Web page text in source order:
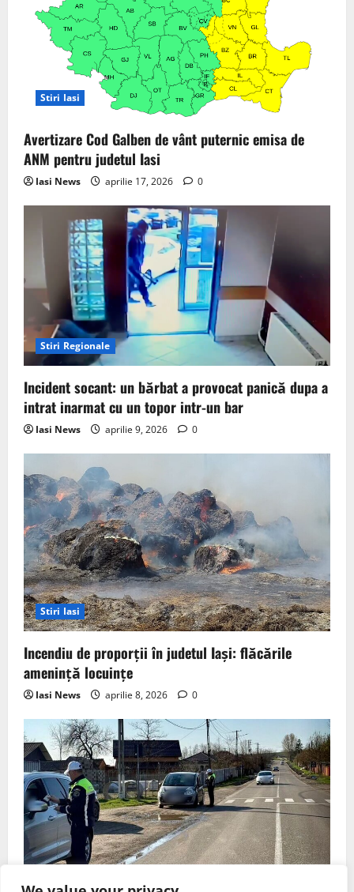
Stiri Iasi
Avertizare Cod Galben de vânt puternic emisa de
ANM pentru judetul Iasi
Iasi News aprilie 17, 2026 0
Stiri Regionale
Incident socant: un bărbat a provocat panică dupa a
intrat inarmat cu un topor intr-un bar
Iasi News aprilie 9, 2026 0
Stiri Iasi
Incendiu de proporții în judetul Iași: flăcările
amenință locuințe
Iasi News aprilie 8, 2026 0
Stiri Iasi